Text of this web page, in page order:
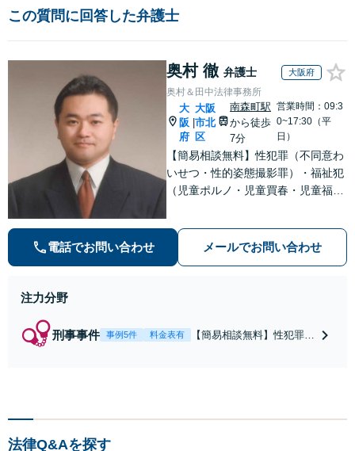
この質問に回答した弁護士
奥村 徹 弁護士 大阪府
奥村＆田中法律事務所
大
阪
府
大阪
市北
区
南森町駅
から徒歩
7分
営業時間：09:3
0~17:30（平
日）
【簡易相談無料】性犯罪（不同意わ
いせつ・性的姿態撮影罪）・福祉犯
（児童ポルノ・児童買春・児童福祉
等）に非常に詳しい弁護士です
電話でお問い合わせ メールでお問い合わせ
注力分野
刑事事件 事例5件 料金表有
【簡易相談無料】性犯罪
法律Q&Aを探す